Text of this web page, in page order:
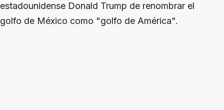
estadounidense Donald Trump de renombrar el
golfo de México como "golfo de América".